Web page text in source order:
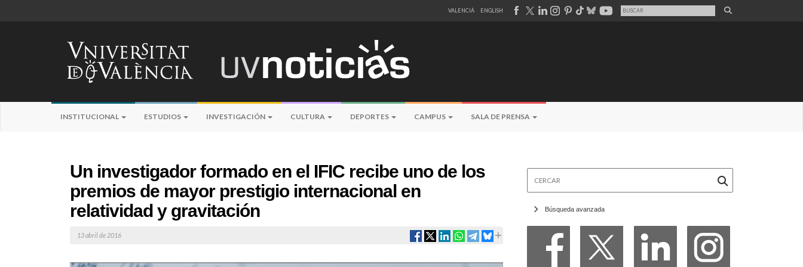
VALENCIÀ ENGLISH
INSTITUCIONAL ESTUDIOS INVESTIGACIÓN CULTURA DEPORTES CAMPUS SALA DE PRENSA
Un investigador formado en el IFIC recibe uno de los
premios de mayor prestigio internacional en
relatividad y gravitación
13 abril de 2016
Búsqueda avanzada